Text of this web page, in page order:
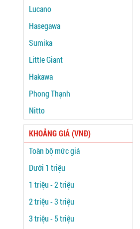
Lucano
Hasegawa
Sumika
Little Giant
Hakawa
Phong Thạnh
Nitto
KHOẢNG GIÁ (VNĐ)
Toàn bộ mức giá
Dưới 1 triệu
1 triệu - 2 triệu
2 triệu - 3 triệu
3 triệu - 5 triệu